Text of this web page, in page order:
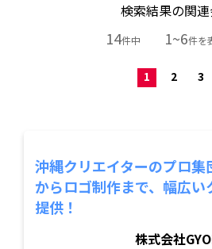
検索結果の関
14件中 1~6件を
1 2 3
沖縄クリエイターのプロ集
からロゴ制作まで、幅広い
提供！
株式会社